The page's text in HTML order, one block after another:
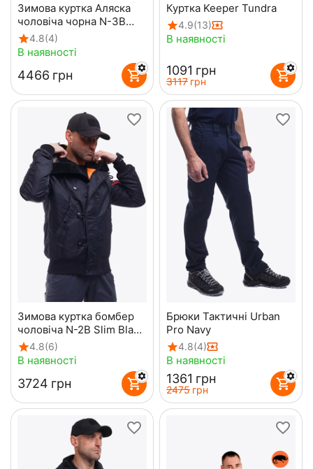
Зимова куртка Аляска
чоловіча чорна N-3B
Top Gun Black
4.8(4)
В наявності
‍4466‍ грн
Куртка Keeper Tundra
4.9(13)
В наявності
‍1091‍ грн
‍3117‍ грн
Зимова куртка бомбер
чоловіча N-2B Slim Black
чорна
4.8(6)
В наявності
‍3724‍ грн
Брюки Тактичні Urban
Pro Navy
4.8(4)
В наявності
‍1361‍ грн
‍2475‍ грн